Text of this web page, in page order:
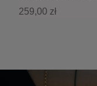
259,00 zł